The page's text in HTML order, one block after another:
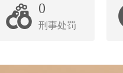
0
刑事处罚